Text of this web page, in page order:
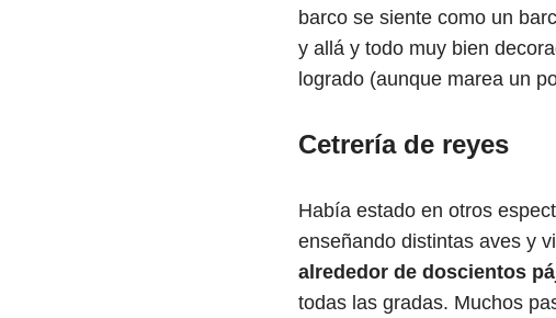
barco se siente como un
y allá y todo muy bien
logrado (aunque marea un
Cetrería de reyes
Había estado en otros
enseñando distintas aves y
alrededor de doscientos
todas las gradas. Muchos